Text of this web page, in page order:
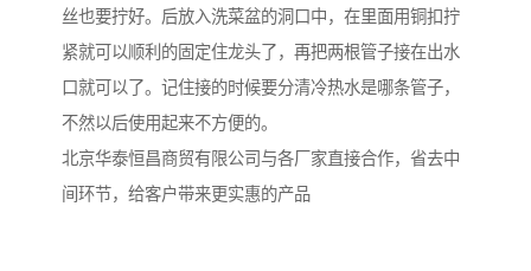
丝也要拧好。后放入洗菜盆的洞口中，在里面用铜扣拧
紧就可以顺利的固定住龙头了，再把两根管子接在出水
口就可以了。记住接的时候要分清冷热水是哪条管子，
不然以后使用起来不方便的。
北京华泰恒昌商贸有限公司与各厂家直接合作，省去中
间环节，给客户带来更实惠的产品